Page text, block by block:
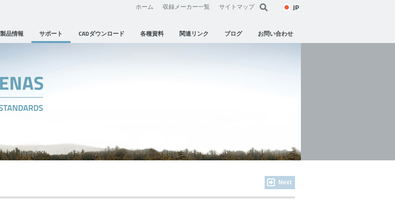
ホーム 収録メーカー一覧 サイトマップ JP
製品情報 サポート CADダウンロード 各種資料 関連リンク ブログ お問い合わせ
Next